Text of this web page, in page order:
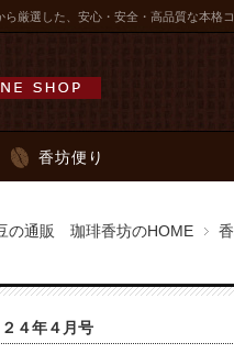
厳選した、安心・安全・高品質な本格
香坊便り
の通販 珈琲香坊のHOME
４年４月号